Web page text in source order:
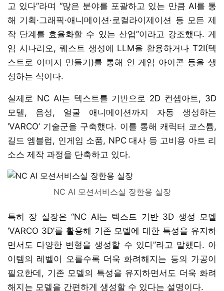
고 있다”라며 “많은 분야를 포괄하고 있는 만큼 AI를 통
해 기획·그래픽·애니메이션·로컬라이제이션 등 모든 제
작 단계를 효율화할 수 있는 산업”이라고 강조했다. 게
임 시나리오, 퀘스트 생성에 LLM을 활용하거나 T2I(텍
스트로 이미지 만들기)를 통해 인 게임 아이콘 등을 생
성하는 식이다.
실제로 NC AI는 텍스트를 기반으로 2D 컨셉아트, 3D
모델, 음성, 얼굴 애니메이션까지 자동 생성하는
‘VARCO’ 기술군을 구축했다. 이를 통해 캐릭터 코스튬,
길드 엠블럼, 인게임 소품, NPC 대사 등 고비용 아트 리
소스 제작 과정을 단축하고 있다.
NC AI 모션서비스실 장한용 실장
특히 장 실장은 “NC AI는 텍스트 기반 3D 생성 모델
‘VARCO 3D’를 활용해 기존 모델에 대한 특성을 유지하
면서도 다양한 변형을 생성할 수 있다”라고 말했다. 아
이템의 레벨이 오를수록 더욱 화려해지는 등의 가공이
필요한데, 기존 모델의 특성을 유지하면서도 더욱 화려
해지는 모델을 간편하게 생성할 수 있다는 설명이다.